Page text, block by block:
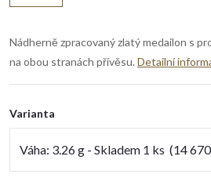
Nádherně zpracovaný zlatý medailon s
na obou stranách přívěsu. Detailní
Varianta